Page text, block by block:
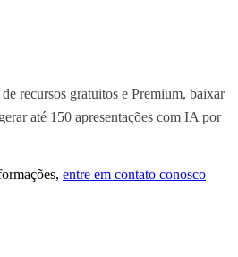
recursos gratuitos e Premium, baixar
até 150 apresentações com IA por
entre em contato conosco